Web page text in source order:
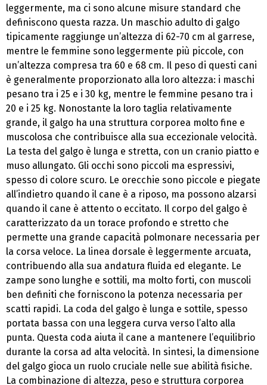
leggermente, ma ci sono alcune misure standard che
definiscono questa razza. Un maschio adulto di galgo
tipicamente raggiunge un’altezza di 62-70 cm al garrese,
mentre le femmine sono leggermente più piccole, con
un’altezza compresa tra 60 e 68 cm. Il peso di questi cani
è generalmente proporzionato alla loro altezza: i maschi
pesano tra i 25 e i 30 kg, mentre le femmine pesano tra i
20 e i 25 kg. Nonostante la loro taglia relativamente
grande, il galgo ha una struttura corporea molto fine e
muscolosa che contribuisce alla sua eccezionale velocità.
La testa del galgo è lunga e stretta, con un cranio piatto e
muso allungato. Gli occhi sono piccoli ma espressivi,
spesso di colore scuro. Le orecchie sono piccole e piegate
all’indietro quando il cane è a riposo, ma possono alzarsi
quando il cane è attento o eccitato. Il corpo del galgo è
caratterizzato da un torace profondo e stretto che
permette una grande capacità polmonare necessaria per
la corsa veloce. La linea dorsale è leggermente arcuata,
contribuendo alla sua andatura fluida ed elegante. Le
zampe sono lunghe e sottili, ma molto forti, con muscoli
ben definiti che forniscono la potenza necessaria per
scatti rapidi. La coda del galgo è lunga e sottile, spesso
portata bassa con una leggera curva verso l’alto alla
punta. Questa coda aiuta il cane a mantenere l’equilibrio
durante la corsa ad alta velocità. In sintesi, la dimensione
del galgo gioca un ruolo cruciale nelle sue abilità fisiche.
La combinazione di altezza, peso e struttura corporea